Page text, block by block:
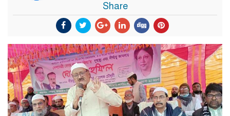
Share